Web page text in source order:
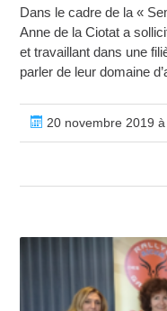
Dans le cadre de la «
Anne de la Ciotat a
et travaillant dans une
parler de leur domaine
20 novembre 2019